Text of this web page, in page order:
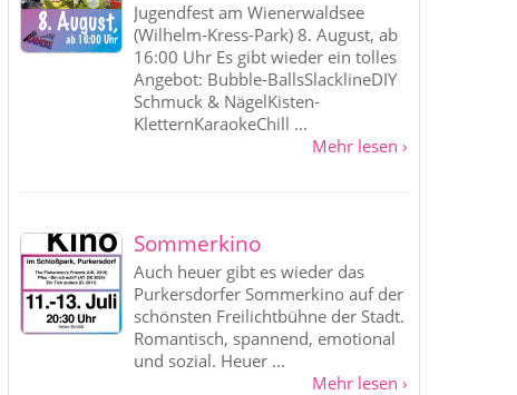
Jugendfest am Wienerwaldsee
(Wilhelm-Kress-Park) 8. August, ab
16:00 Uhr Es gibt wieder ein tolles
Angebot: Bubble-BallsSlacklineDIY
Schmuck & NägelKisten-
KletternKaraokeChill ...
Mehr lesen ›
Sommerkino
Auch heuer gibt es wieder das
Purkersdorfer Sommerkino auf der
schönsten Freilichtbühne der Stadt.
Romantisch, spannend, emotional
und sozial. Heuer ...
Mehr lesen ›